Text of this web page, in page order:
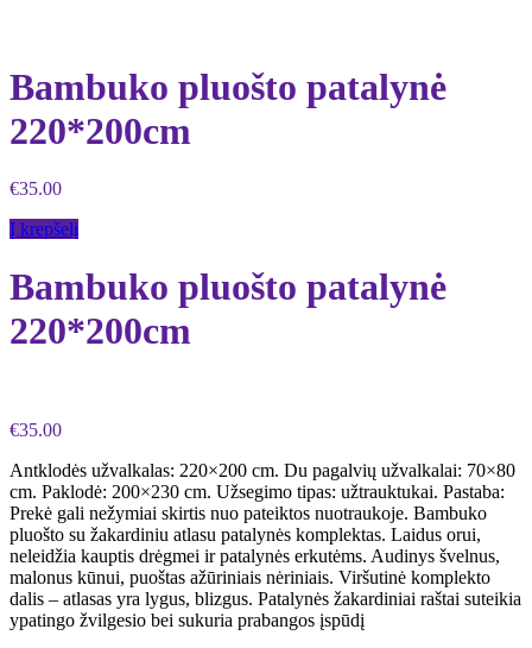
Bambuko pluošto patalynė
220*200cm
€35.00
Į krepšelį
Bambuko pluošto patalynė
220*200cm
€35.00
Antklodės užvalkalas: 220×200 cm. Du pagalvių užvalkalai: 70×80
cm. Paklodė: 200×230 cm. Užsegimo tipas: užtrauktukai. Pastaba:
Prekė gali nežymiai skirtis nuo pateiktos nuotraukoje. Bambuko
pluošto su žakardiniu atlasu patalynės komplektas. Laidus orui,
neleidžia kauptis drėgmei ir patalynės erkutėms. Audinys švelnus,
malonus kūnui, puoštas ažūriniais nėriniais. Viršutinė komplekto
dalis – atlasas yra lygus, blizgus. Patalynės žakardiniai raštai suteikia
ypatingo žvilgesio bei sukuria prabangos įspūdį